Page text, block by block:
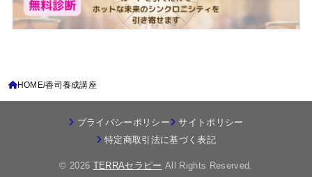
HOME 香司養成講座
プライバシーポリシー
サイトポリシー
特定商取引法に基づく表記
© 2026 TERRAセラピー All Rights Reserved.